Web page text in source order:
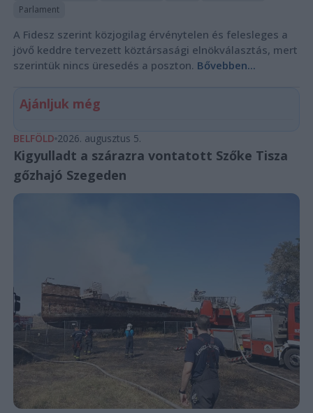
Parlament
A Fidesz szerint közjogilag érvénytelen és felesleges a
jövő keddre tervezett köztársasági elnökválasztás, mert
szerintük nincs üresedés a poszton. Bővebben...
Ajánljuk még
BELFÖLD 2026. augusztus 5.
Kigyulladt a szárazra vontatott Szőke Tisza
gőzhajó Szegeden